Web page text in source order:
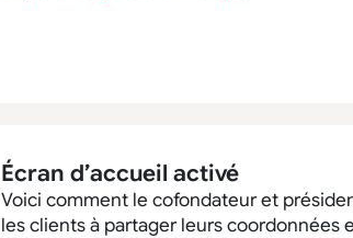
Écran d’accueil activé
Voici comment le cofondateur et
les clients à partager leurs coordonnées